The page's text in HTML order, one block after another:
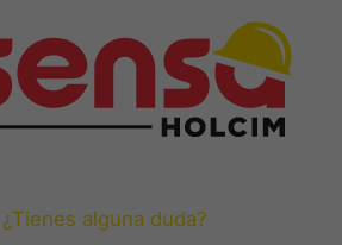
¿Tienes alguna duda?